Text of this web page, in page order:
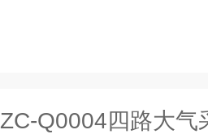
ZC-Q0004四路大气